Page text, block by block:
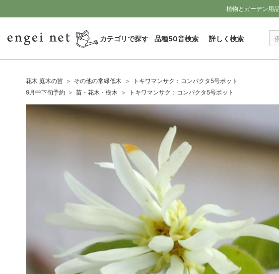
植物とガーデン用
カテゴリで探す 品種50音検索 詳しく検索
花木 庭木の苗 その他の常緑低木
トキワマンサク：コンパクタ5号ポット
9月中下旬予約
苗・花木・樹木 トキワマンサク：コンパクタ5号ポット